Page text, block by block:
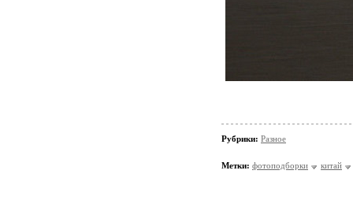
Рубрики: Разное
Метки: фотоподборки китай